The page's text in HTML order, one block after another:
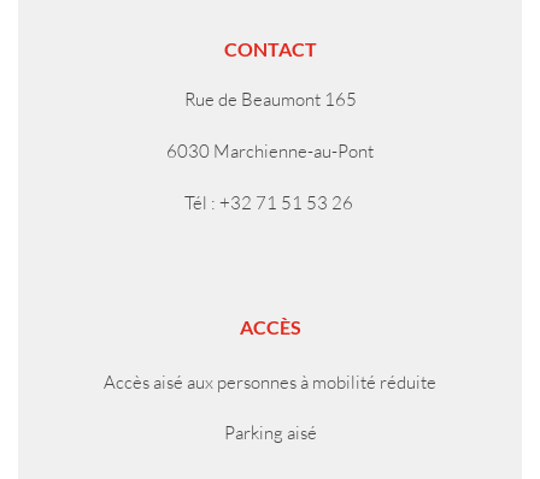
CONTACT
Rue de Beaumont 165
6030 Marchienne-au-Pont
Tél : +32 71 51 53 26
ACCÈS
Accès aisé aux personnes à mobilité réduite
Parking aisé